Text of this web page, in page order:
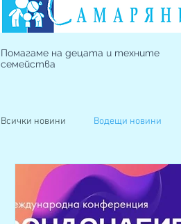
Помагаме на децата и техните
семейства
Всички новини Водещи новини
Наблюдавано жилище